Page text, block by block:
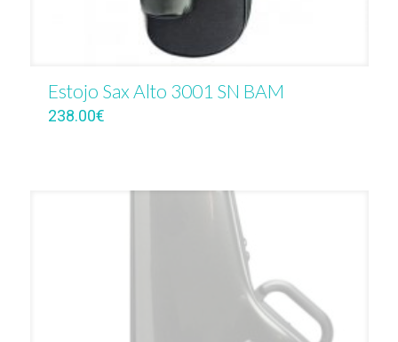
Estojo Sax Alto 3001 SN BAM
238.00€